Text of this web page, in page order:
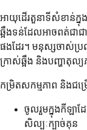
អាយុដើរតួនាទីសំខាន់ក្
ឆ្អឹងទន់ដែលអាចពត់ជាជ
ផងដែរ។ មនុស្សចាស់ប្
ក្រាស់ឆ្អឹង និងបញ្ហាតុល្
កម្រិតសកម្មភាព និងជ
ចូលរួមក្នុងកីឡា
សិល្បៈក្បាច់គុន